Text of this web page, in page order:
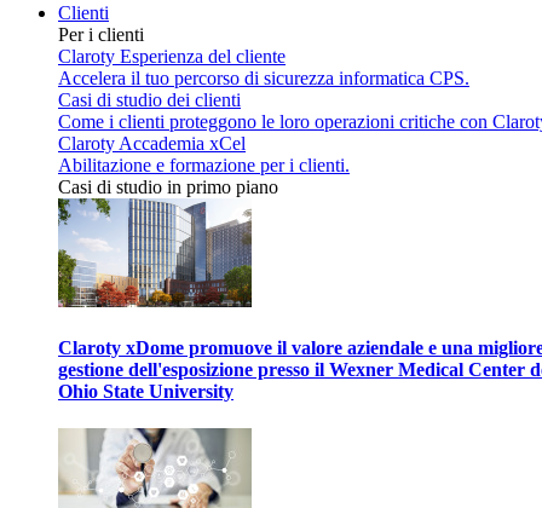
Clienti
Per i clienti
Claroty Esperienza del cliente
Accelera il tuo percorso di sicurezza informatica CPS.
Casi di studio dei clienti
Come i clienti proteggono le loro operazioni critiche con
Claroty Accademia xCel
Abilitazione e formazione per i clienti.
Casi di studio in primo piano
Claroty xDome promuove il valore aziendale e una
gestione dell'esposizione presso il Wexner Medical Center
Ohio State University